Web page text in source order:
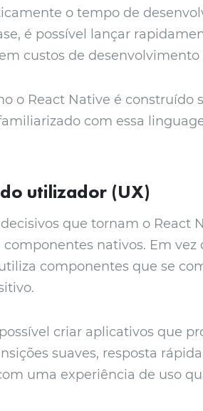
o tempo de
é possível lançar
custos de
o React Native é construído
com essa
utilizador (UX)
que tornam o React
nativos. Em
componentes que se
criar aplicativos que
suaves, resposta
uma experiência de uso